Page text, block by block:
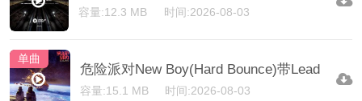
容量:12.3 MB 时间:2026-08-03
单曲
危险派对New Boy(Hard Bounce)带Lead
容量:15.1 MB 时间:2026-08-03